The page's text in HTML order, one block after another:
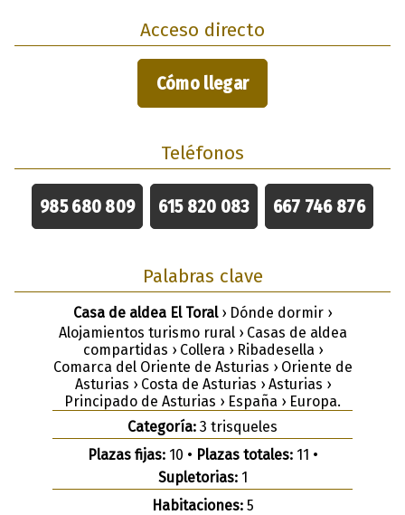
Acceso directo
Cómo llegar
Teléfonos
985 680 809 615 820 083 667 746 876
Palabras clave
Casa de aldea El Toral› Dónde dormir ›
Alojamientos turismo rural › Casas de aldea
compartidas › Collera › Ribadesella ›
Comarca del Oriente de Asturias › Oriente de
Asturias › Costa de Asturias › Asturias ›
Principado de Asturias › España › Europa.
Categoría: 3 trisqueles
Plazas fijas:10 • Plazas totales:11 •
Supletorias:1
Habitaciones:5